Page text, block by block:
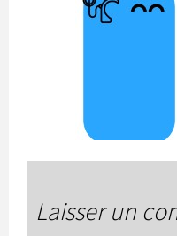
Laisser un